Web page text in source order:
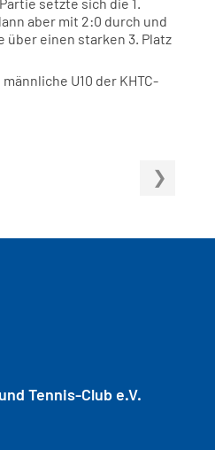
setzte sich die 1.
aber mit 2:0 durch und
über einen starken 3. Platz
U10 der KHTC-
Tennis-Club e.V.